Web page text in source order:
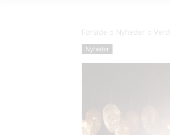
Forside Nyheder
Nyheder